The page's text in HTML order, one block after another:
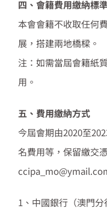
四、會籍費用繳納標
本會會籍不收取任何
展，搭建兩地橋樑。
注：如需當屆會籍紙
用。
五、費用繳納方式
今屆會期由2020至
名費用等，保留繳交
1、中國銀行（澳門